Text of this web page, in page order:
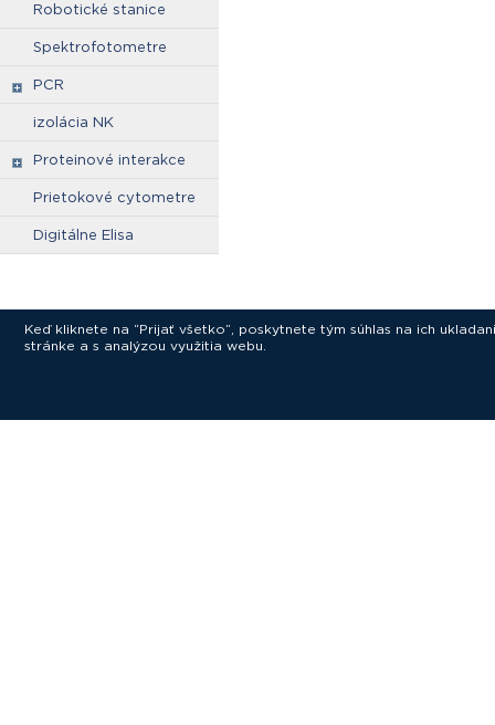
Robotické stanice
Spektrofotometre
PCR
izolácia NK
Proteinové interakce
Prietokové cytometre
Digitálne Elisa
Keď kliknete na “Prijať všetko”, poskytnete tým súhlas na ich
stránke a s analýzou využitia webu.